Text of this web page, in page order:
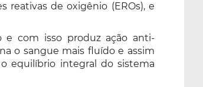
reativas de oxigênio (EROs), e
e com isso produz ação anti-
o sangue mais fluído e assim
equilíbrio integral do sistema